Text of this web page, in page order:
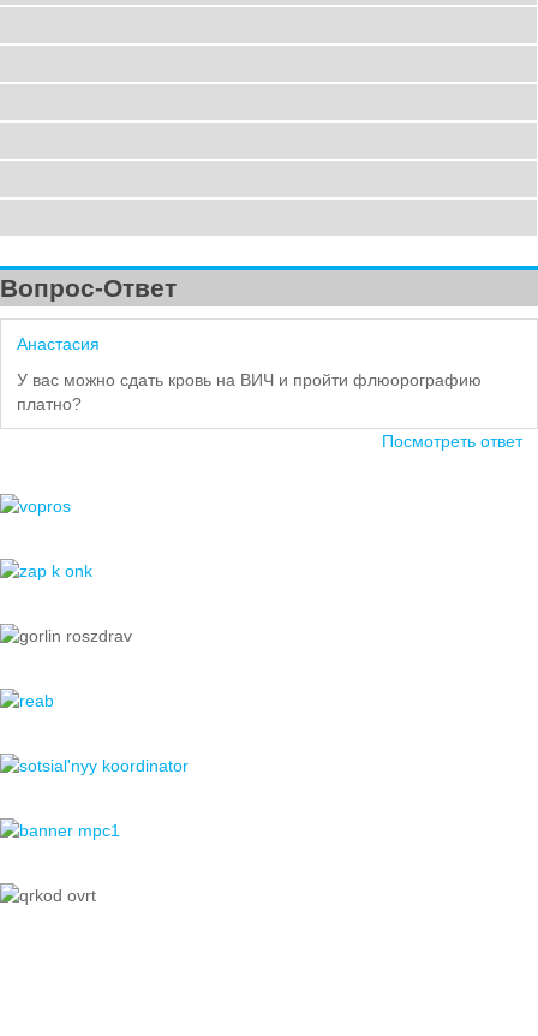
Вопрос-Ответ
Анастасия
У вас можно сдать кровь на ВИЧ и пройти флюорографию
платно?
Посмотреть ответ